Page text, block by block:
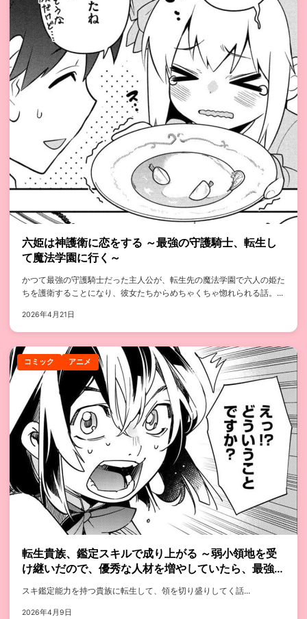
六姫は神護衛に恋をする ～最強の守護騎士、転生し
て魔法学園に行く～
かつて最強の守護騎士だった主人公が、転生先の魔法学園で六人の姫た
ちを護衛することになり、彼女たちからめちゃくちゃ惚れられる話。...
2026年4月21日
コミック アニメ
転生貴族、鑑定スキルで成り上がる ～弱小領地を受
け継いだので、優秀な人材を増やしていたら、最強領
地になってた～
スキ鑑定能力を持つ貴族に転生して、領を切り盛りしてく話...
2026年4月9日